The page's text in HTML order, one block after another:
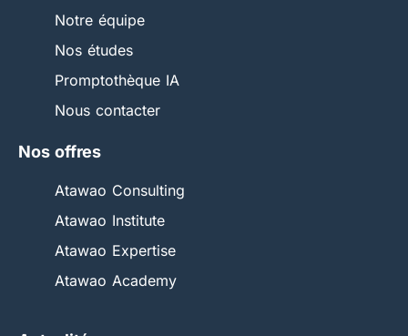
Notre équipe
Nos études
Promptothèque IA
Nous contacter
Nos offres
Atawao Consulting
Atawao Institute
Atawao Expertise
Atawao Academy